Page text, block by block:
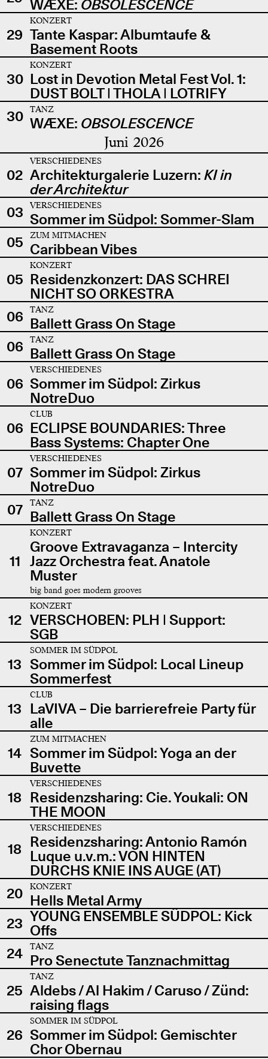
WÆXE: OBSOLESCENCE
29
KONZERT
Tante Kaspar: Albumtaufe &
Basement Roots
30
KONZERT
Lost in Devotion Metal Fest Vol. 1:
DUST BOLT | THOLA | LOTRIFY
30
TANZ
WÆXE: OBSOLESCENCE
Juni 2026
02
VERSCHIEDENES
Architekturgalerie Luzern: KI in
der Architektur
03
VERSCHIEDENES
Sommer im Südpol: Sommer-Slam
05
ZUM MITMACHEN
Caribbean Vibes
05
KONZERT
Residenzkonzert: DAS SCHREI
NICHT SO ORKESTRA
06
TANZ
Ballett Grass On Stage
06
TANZ
Ballett Grass On Stage
06
VERSCHIEDENES
Sommer im Südpol: Zirkus
NotreDuo
06
CLUB
ECLIPSE BOUNDARIES: Three
Bass Systems: Chapter One
07
VERSCHIEDENES
Sommer im Südpol: Zirkus
NotreDuo
07
TANZ
Ballett Grass On Stage
11
KONZERT
Groove Extravaganza – Intercity
Jazz Orchestra feat. Anatole
Muster
big band goes modern grooves
12
KONZERT
VERSCHOBEN: PLH | Support:
SGB
13
SOMMER IM SÜDPOL
Sommer im Südpol: Local Lineup
Sommerfest
13
CLUB
LaVIVA – Die barrierefreie Party für
alle
14
ZUM MITMACHEN
Sommer im Südpol: Yoga an der
Buvette
18
VERSCHIEDENES
Residenzsharing: Cie. Youkali: ON
THE MOON
18
VERSCHIEDENES
Residenzsharing: Antonio Ramón
Luque u.v.m.: VON HINTEN
DURCHS KNIE INS AUGE (AT)
20
KONZERT
Hells Metal Army
23 YOUNG ENSEMBLE SÜDPOL: Kick
Offs
24
TANZ
Pro Senectute Tanznachmittag
25
TANZ
Aldebs / Al Hakim / Caruso / Zünd:
raising flags
26
SOMMER IM SÜDPOL
Sommer im Südpol: Gemischter
Chor Obernau